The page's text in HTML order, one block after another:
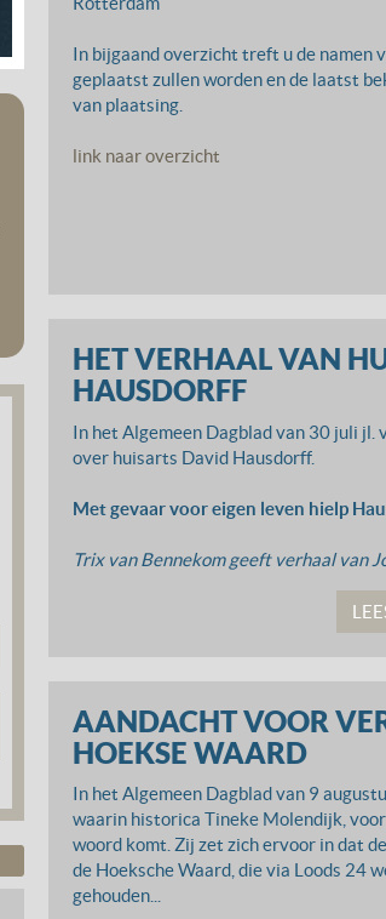
In bijgaand overzicht treft u de namen
geplaatst zullen worden en de laatst
van plaatsing.
link naar overzicht
HET VERHAAL VAN
HAUSDORFF
In het Algemeen Dagblad van 30 juli jl.
over huisarts David Hausdorff.
Met gevaar voor eigen leven hielp
Trix van Bennekom geeft verhaal van
AANDACHT VOOR
HOEKSE WAARD
In het Algemeen Dagblad van 9
waarin historica Tineke Molendijk,
woord komt. Zij zet zich ervoor in dat
de Hoeksche Waard, die via Loods 24
gehouden...